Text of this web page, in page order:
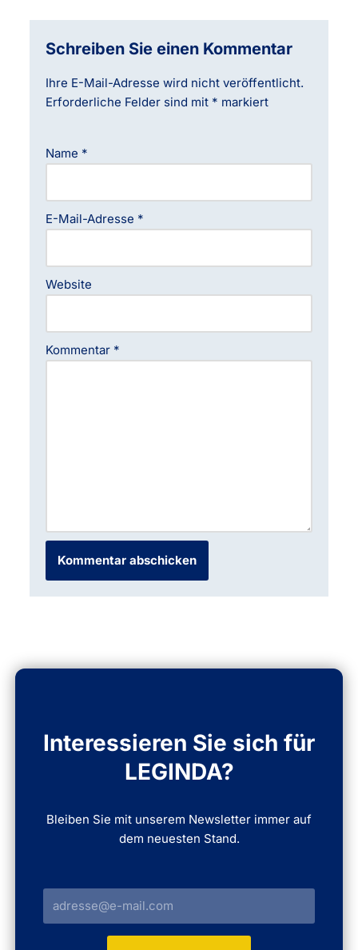
Schreiben Sie einen Kommentar
Ihre E-Mail-Adresse wird nicht veröffentlicht.
Erforderliche Felder sind mit * markiert
Name *
E-Mail-Adresse *
Website
Kommentar *
Interessieren Sie sich für
LEGINDA?
Bleiben Sie mit unserem Newsletter immer auf
dem neuesten Stand.